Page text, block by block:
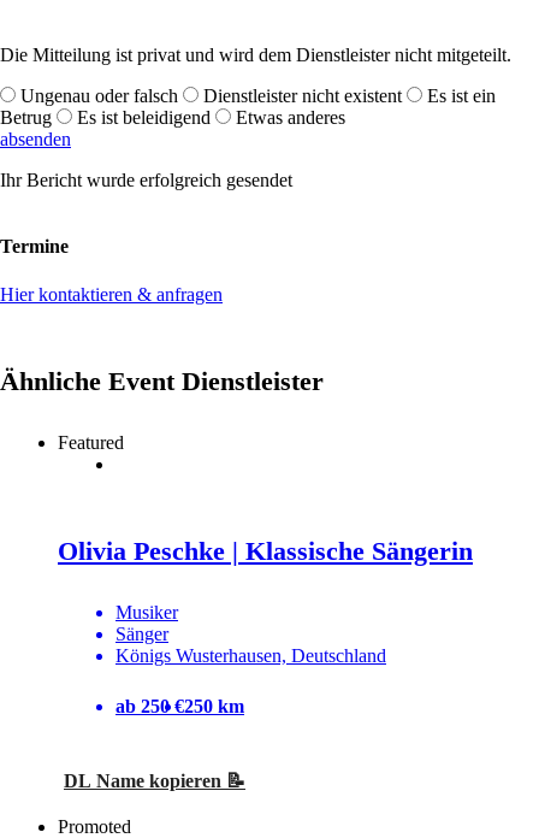
Die Mitteilung ist privat und wird dem Dienstleister nicht mitgeteilt.
Ungenau oder falsch
Dienstleister nicht existent
Es ist ein
Betrug
Es ist beleidigend
Etwas anderes
absenden
Ihr Bericht wurde erfolgreich gesendet
Termine
Hier kontaktieren & anfragen
Ähnliche Event Dienstleister
Featured
Olivia Peschke | Klassische Sängerin
Musiker
Sänger
Königs Wusterhausen, Deutschland
ab 250 €250 km
DL Name kopieren 📝
Promoted